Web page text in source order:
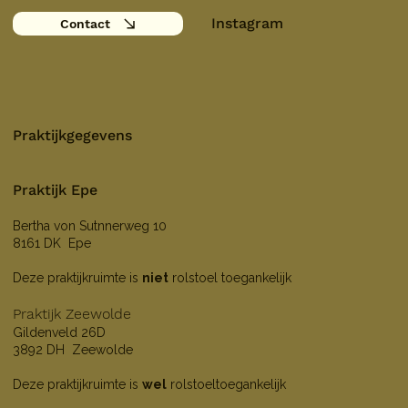
Instagram
Contact
Praktijkgegevens
Praktijk Epe
Bertha von Sutnnerweg 10
8161 DK Epe
Deze praktijkruimte is nietrolstoel toegankelijk
Praktijk Zeewolde
Gildenveld 26D
3892 DH Zeewolde
Deze praktijkruimte is welrolstoeltoegankelijk